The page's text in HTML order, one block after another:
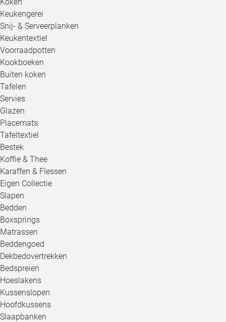
Keukengerei
Snij- & Serveerplanken
Keukentextiel
Voorraadpotten
Kookboeken
Buiten koken
Tafelen
Servies
Glazen
Placemats
Tafeltextiel
Bestek
Koffie & Thee
Karaffen & Flessen
Eigen Collectie
Slapen
Bedden
Boxsprings
Matrassen
Beddengoed
Dekbedovertrekken
Bedspreien
Hoeslakens
Kussenslopen
Hoofdkussens
Slaapbanken